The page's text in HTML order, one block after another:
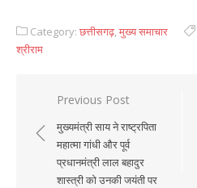
Category: छत्तीसगढ़,मुख्य समाचार
श्रीराम
navigation
Previous Post
मुख्यमंत्री साय ने राष्ट्रपिता
महात्मा गांधी और पूर्व
प्रधानमंत्री लाल बहादुर
शास्त्री को उनकी जयंती पर